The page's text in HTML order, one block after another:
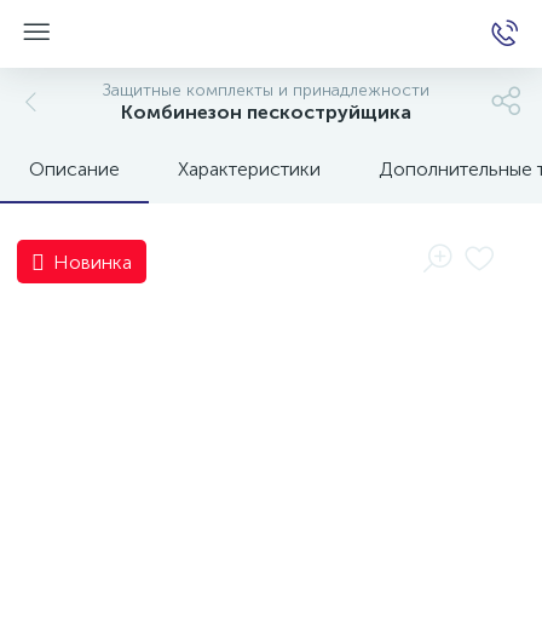
Защитные комплекты и принадлежности
Комбинезон пескоструйщика
Описание Характеристики Дополнительные
Новинка